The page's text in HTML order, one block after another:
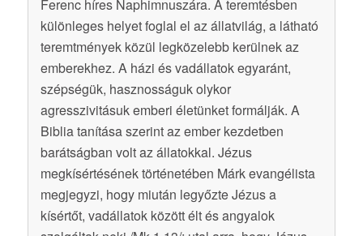
Ferenc híres Naphimnuszára. A teremtésben
különleges helyet foglal el az állatvilág, a látható
teremtmények közül legközelebb kerülnek az
emberekhez. A házi és vadállatok egyaránt,
szépségük, hasznosságuk olykor
agresszivitásuk emberi életünket formálják. A
Biblia tanítása szerint az ember kezdetben
barátságban volt az állatokkal. Jézus
megkísértésének történetében Márk evangélista
megjegyzi, hogy miután legyőzte Jézus a
kísértőt, vadállatok között élt és angyalok